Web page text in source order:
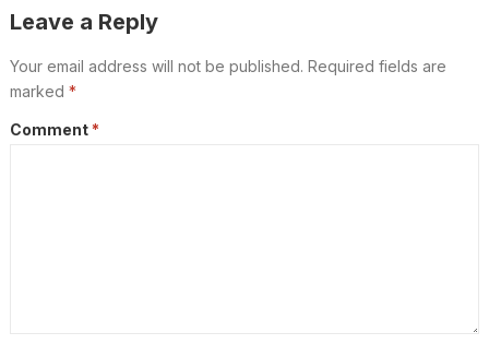
Leave a Reply
Your email address will not be published. Required fields are
marked *
Comment *